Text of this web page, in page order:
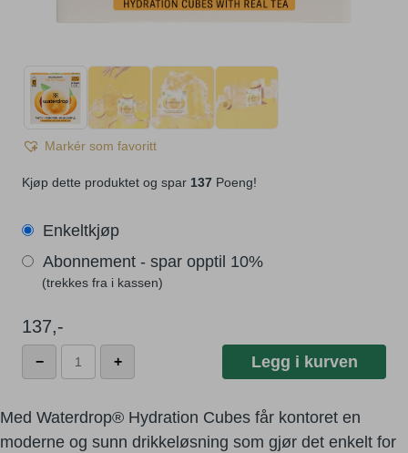
Markér som favoritt
Kjøp dette produktet og spar 137 Poeng!
Enkeltkjøp
Abonnement - spar opptil 10%
137,-
Tea
Peach
antall
− + Legg i kurven
Med Waterdrop® Hydration Cubes får kontoret en
moderne og sunn drikkeløsning som gjør det enkelt for